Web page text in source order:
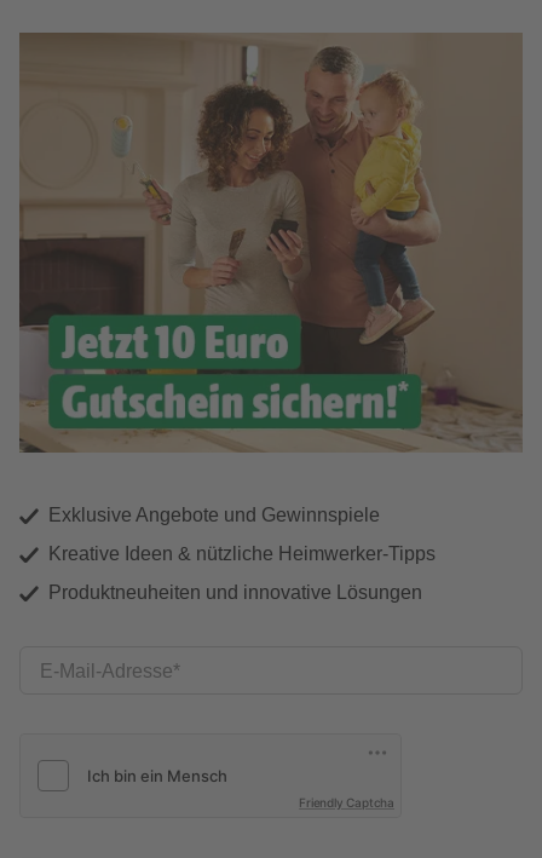
Exklusive Angebote und Gewinnspiele
Kreative Ideen & nützliche Heimwerker-Tipps
Produktneuheiten und innovative Lösungen
E-Mail-Adresse
Friendly Captcha